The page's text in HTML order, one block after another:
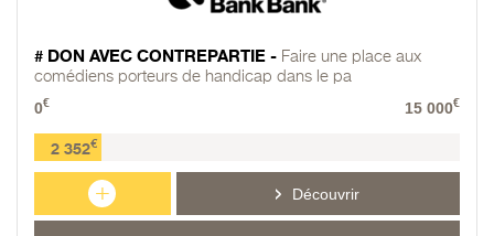
# DON AVEC CONTREPARTIE - Faire une place aux
comédiens porteurs de handicap dans le pa
0€ 15 000€
2 352€
+ Découvrir